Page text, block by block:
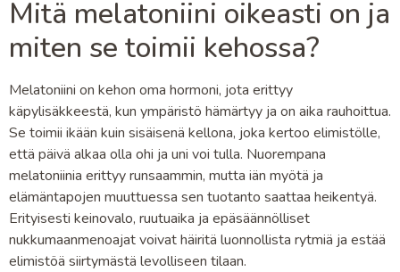
Mitä melatoniini oikeasti on ja
miten se toimii kehossa?
Melatoniini on kehon oma hormoni, jota erittyy
käpylisäkkeestä, kun ympäristö hämärtyy ja on aika rauhoittua.
Se toimii ikään kuin sisäisenä kellona, joka kertoo elimistölle,
että päivä alkaa olla ohi ja uni voi tulla. Nuorempana
melatoniinia erittyy runsaammin, mutta iän myötä ja
elämäntapojen muuttuessa sen tuotanto saattaa heikentyä.
Erityisesti keinovalo, ruutuaika ja epäsäännölliset
nukkumaanmenoajat voivat häiritä luonnollista rytmiä ja estää
elimistöä siirtymästä levolliseen tilaan.